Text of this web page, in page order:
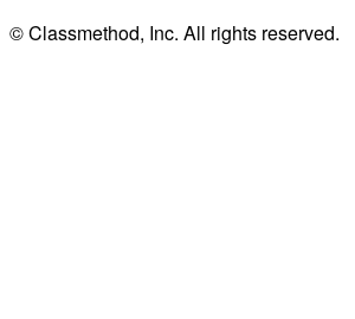
© Classmethod, Inc. All rights reserved.